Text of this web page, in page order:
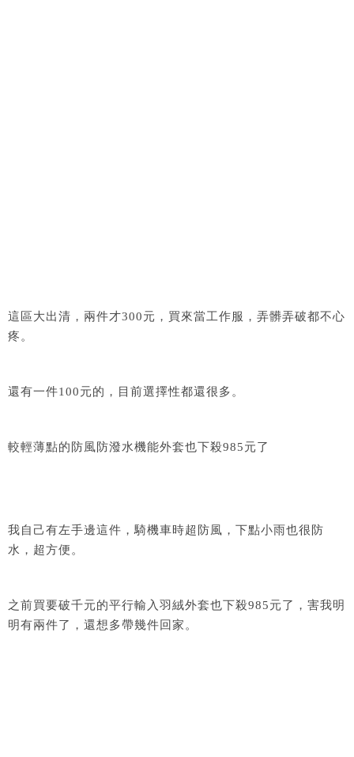
這區大出清，兩件才300元，買來當工作服，弄髒弄破都不心
疼。
還有一件100元的，目前選擇性都還很多。
較輕薄點的防風防潑水機能外套也下殺985元了
我自己有左手邊這件，騎機車時超防風，下點小雨也很防
水，超方便。
之前買要破千元的平行輸入羽絨外套也下殺985元了，害我明
明有兩件了，還想多帶幾件回家。